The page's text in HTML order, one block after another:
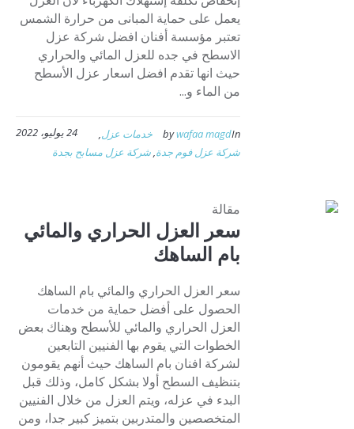
يعمل على حماية المبانى من حرارة الشمس
تعتبر مؤسسة أفنان افضل شركة عزل
الاسطح في جده للعزل المائي والحراري
حيث انها تقدم افضل اسعار عزل الأسطح
من الماء و...
24 يوليو، 2022 bywafaa magdIn خدمات عزل,
شركة عزل فوم جدة,شركة عزل مسابح بجدة
مقالة
سعر العزل الحراري والمائي
بام الساهك
سعر العزل الحراري والمائي بام الساهك
الحصول على أفضل حماية من خدمات
العزل الحراري والمائي للأسطح وهناك بعض
الخطوات التي يقوم بها الفنيين التابعين
لشركة افنان بام الساهك حيث أنهم يقومون
بتنظيف السطح أولا بشكل كامل، وذلك قبل
البدء في عزله، ويتم العزل من خلال الفنيين
المتخصصين والمتدربين بتميز كبير جدا، ومن